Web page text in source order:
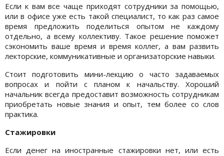
Если к вам все чаще приходят сотрудники за помощью,
или в офисе уже есть такой специалист, то как раз самое
время предложить поделиться опытом не каждому
отдельно, а всему коллективу. Такое решение поможет
сэкономить ваше время и время коллег, а вам развить
лекторские, коммуникативные и организаторские навыки.
Стоит подготовить мини-лекцию о часто задаваемых
вопросах и пойти с планом к начальству. Хороший
начальник всегда предоставит возможность сотрудникам
приобретать новые знания и опыт, тем более со слов
практика.
Стажировки
Если денег на иностранные стажировки нет, или есть